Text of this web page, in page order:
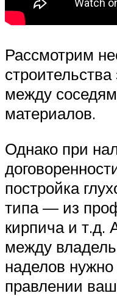
Рассмотрим
между
материалов.
Однако при
постройка
типа — из
кирпича и т.д.
между
наделов нужно
правлении